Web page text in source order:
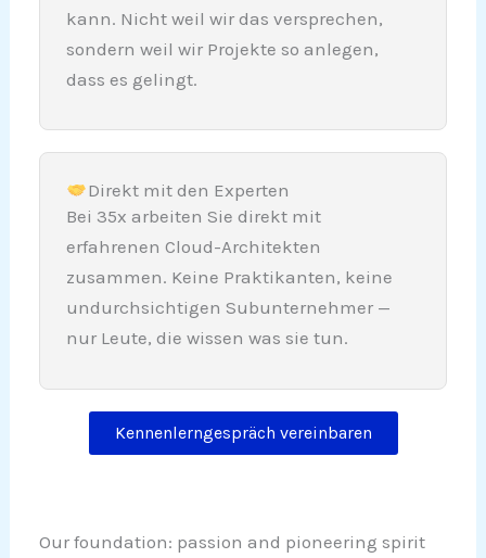
kann. Nicht weil wir das versprechen,
sondern weil wir Projekte so anlegen,
dass es gelingt.
Direkt mit den Experten
Bei 35x arbeiten Sie direkt mit
erfahrenen Cloud-Architekten
zusammen. Keine Praktikanten, keine
undurchsichtigen Subunternehmer —
nur Leute, die wissen was sie tun.
Kennenlerngespräch vereinbaren
Our foundation: passion and pioneering spirit